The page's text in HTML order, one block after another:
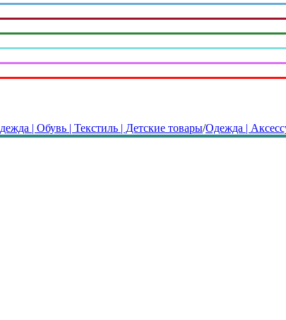
| Обувь | Текстиль | Детские товары/Одежда |